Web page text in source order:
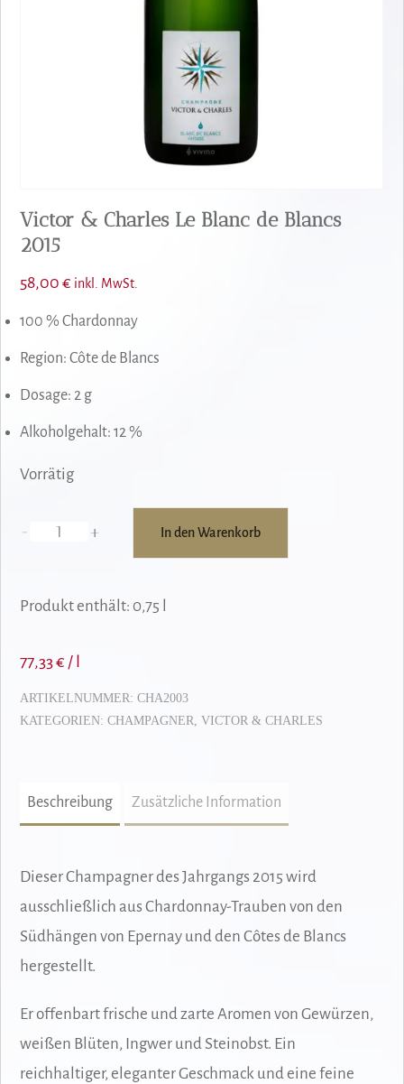
Victor & Charles Le Blanc de Blancs
2015
58,00 € inkl. MwSt.
100 % Chardonnay
Region: Côte de Blancs
Dosage: 2 g
Alkoholgehalt: 12 %
Vorrätig
-
Victor
Le
de
Blancs
2015
+ In den Warenkorb
Produkt enthält: 0,75
77,33€ / l
ARTIKELNUMMER: CHA2003
KATEGORIEN: CHAMPAGNER, VICTOR & CHARLES
Beschreibung Zusätzliche Information
Dieser Champagner des Jahrgangs 2015 wird
ausschließlich aus Chardonnay-Trauben von den
Südhängen von Epernay und den Côtes de Blancs
hergestellt.
Er offenbart frische und zarte Aromen von Gewürzen,
weißen Blüten, Ingwer und Steinobst. Ein
reichhaltiger, eleganter Geschmack und eine feine